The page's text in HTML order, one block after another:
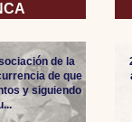
de la
de que
y siguiendo